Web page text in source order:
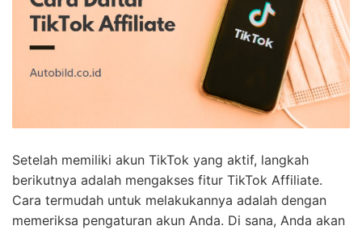
Setelah memiliki akun TikTok yang aktif, langkah
berikutnya adalah mengakses fitur TikTok Affiliate.
Cara termudah untuk melakukannya adalah dengan
memeriksa pengaturan akun Anda. Di sana, Anda akan